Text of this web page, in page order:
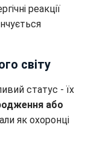
реакції
світу
статус - їх
або
як охоронці